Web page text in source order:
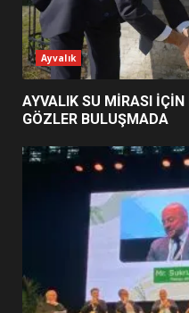
2
ESA
NEYİ
EİB’DE
Ayvalık
AYVALIK SU MİRASI İÇİN
GÖZLER BULUŞMADA